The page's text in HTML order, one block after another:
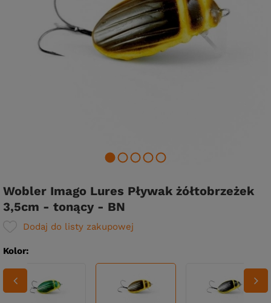
Wobler Imago Lures Pływak żółtobrzeżek
3,5cm - tonący - BN
Dodaj do listy zakupowej
Kolor